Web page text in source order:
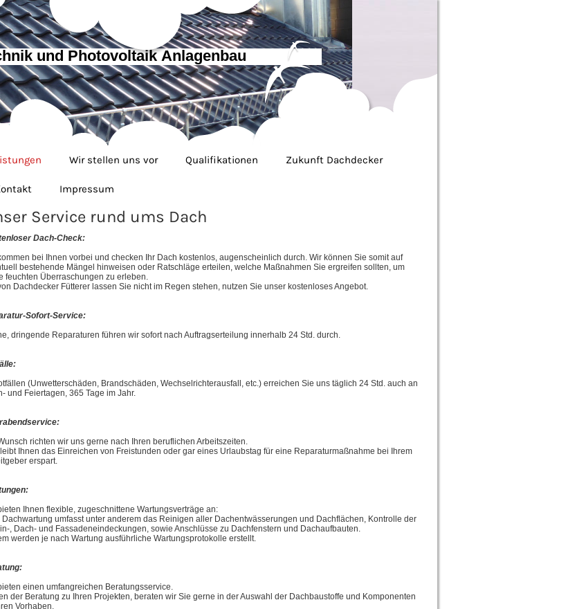
und Photovoltaik Anlagenbau
Wir stellen uns vor Qualifikationen Zukunft Dachdecker
Impressum
Service rund ums Dach
Dach-Check:
bei Ihnen vorbei und checken Ihr Dach kostenlos, augenscheinlich durch. Wir können Sie somit auf
bestehende Mängel hinweisen oder Ratschläge erteilen, welche Maßnahmen Sie ergreifen sollten, um
feuchten Überraschungen zu erleben.
Dachdecker Fütterer lassen Sie nicht im Regen stehen, nutzen Sie unser kostenloses Angebot.
Sofort-Service:
dringende Reparaturen führen wir sofort nach Auftragserteilung innerhalb 24 Std. durch.
(Unwetterschäden, Brandschäden, Wechselrichterausfall, etc.) erreichen Sie uns täglich 24 Std. auch an
und Feiertagen, 365 Tage im Jahr.
richten wir uns gerne nach Ihren beruflichen Arbeitszeiten.
Ihnen das Einreichen von Freistunden oder gar eines Urlaubstag für eine Reparaturmaßnahme bei Ihrem
erspart.
Ihnen flexible, zugeschnittene Wartungsverträge an:
Dachwartung umfasst unter anderem das Reinigen aller Dachentwässerungen und Dachflächen, Kontrolle der
, Dach- und Fassadeneindeckungen, sowie Anschlüsse zu Dachfenstern und Dachaufbauten.
werden je nach Wartung ausführliche Wartungsprotokolle erstellt.
einen umfangreichen Beratungsservice.
der Beratung zu Ihren Projekten, beraten wir Sie gerne in der Auswahl der Dachbaustoffe und Komponenten
Vorhaben.